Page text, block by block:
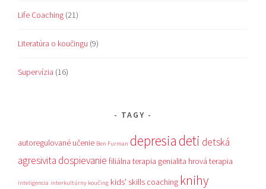
Life Coaching (21)
Literatúra o koučingu (9)
Supervízia (16)
TAGY
autoregulované učenie Ben Furman depresiadeti detská
agresivita dospievanie filiálna terapia genialita hrová terapia
inteligencia interkultúrny koučing kids' skills coaching knihy